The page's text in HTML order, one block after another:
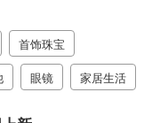
首饰珠宝
眼镜 家居生活